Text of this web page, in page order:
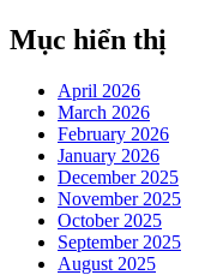
Mục hiển thị
April 2026
March 2026
February 2026
January 2026
December 2025
November 2025
October 2025
September 2025
August 2025